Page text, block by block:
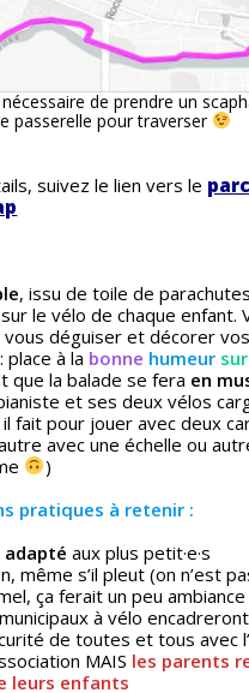
de prendre un
passerelle pour traverser
suivez le lien vers le
, issu de toile de
le vélo de chaque enfant.
déguiser et décorer
place à la bonne humeur sur
que la balade se fera en
et ses deux vélos
fait pour jouer avec deux
avec une échelle ou
)
pratiques à retenir :
aux plus petit·e·s
même s’il pleut (on n’est
ça ferait un peu
à vélo
de toutes et tous avec
MAIS les parents
leurs enfants